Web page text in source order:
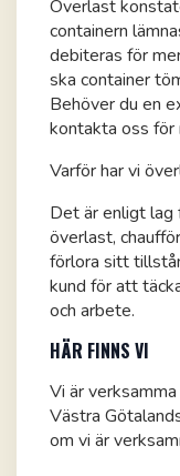
Överlast
containern
debiteras för
ska container
Behöver du en
kontakta oss för
Varför har vi
Det är enligt
överlast,
förlora sitt
kund för att
och arbete.
HÄR FINNS VI
Vi är
Västra
om vi är